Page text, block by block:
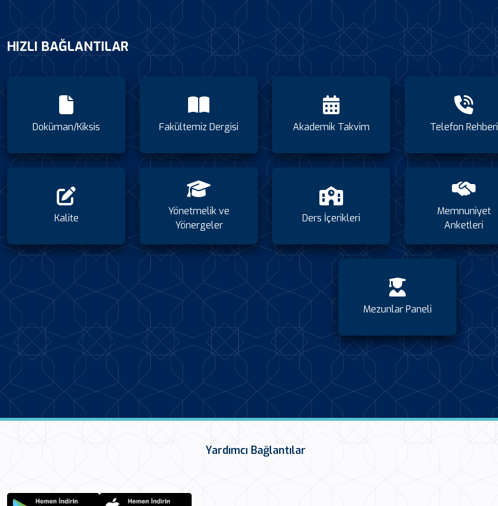
HIZLI BAĞLANTILAR
Doküman/Kiksis Fakültemiz Dergisi Akademik Takvim Telefon Rehberi
Kalite
Yönetmelik ve
Yönergeler
Ders İçerikleri
Memnuniyet
Anketleri
Mezunlar Paneli
Yardımcı Bağlantılar